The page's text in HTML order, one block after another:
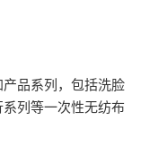
品系列，包括洗脸
列等一次性无纺布